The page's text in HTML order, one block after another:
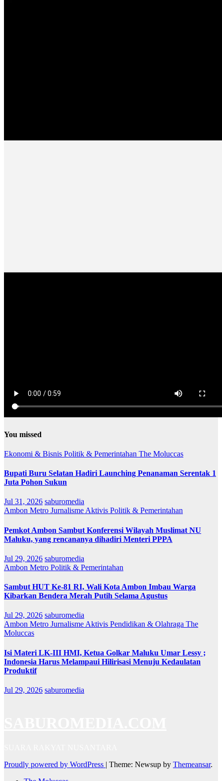
You missed
Ekonomi & Bisnis Politik & Pemerintahan The Moluccas
Bupati Buru Selatan Hadiri Launching Penanaman Serentak 1
Juta Pohon Sukun
Jul 31, 2026 saburomedia
Ambon Metro Jurnalisme Aktivis Politik & Pemerintahan
Pemkot Ambon Sambut Konferensi Wilayah Muslimat NU
Maluku, yang rencananya dihadiri Menteri PPPA
Jul 29, 2026 saburomedia
Ambon Metro Politik & Pemerintahan
Sambut HUT Ke-81 RI, Wali Kota Ambon Imbau Warga
Kibarkan Bendera Merah Putih Selama Agustus
Jul 29, 2026 saburomedia
Ambon Metro Jurnalisme Aktivis Pendidikan & Olahraga The
Moluccas
Isi Materi LK-III HMI, Ketua Golkar Maluku Umar Lessy ;
Indonesia Harus Melampaui Hilirisasi Menuju Kedaulatan
Produktif
Jul 29, 2026 saburomedia
Proudly powered by WordPress | Theme: Newsup by Themeansar.